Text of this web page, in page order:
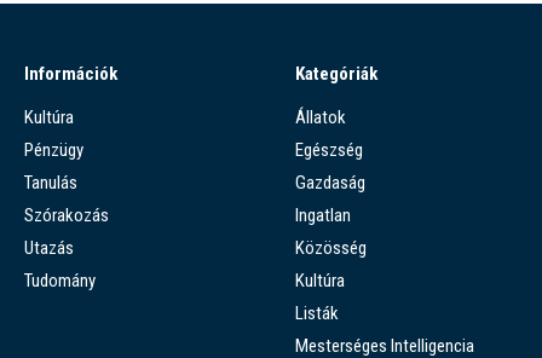
Információk
Kultúra
Pénzügy
Tanulás
Szórakozás
Utazás
Tudomány
Kategóriák
Állatok
Egészség
Gazdaság
Ingatlan
Közösség
Kultúra
Listák
Mesterséges Intelligencia